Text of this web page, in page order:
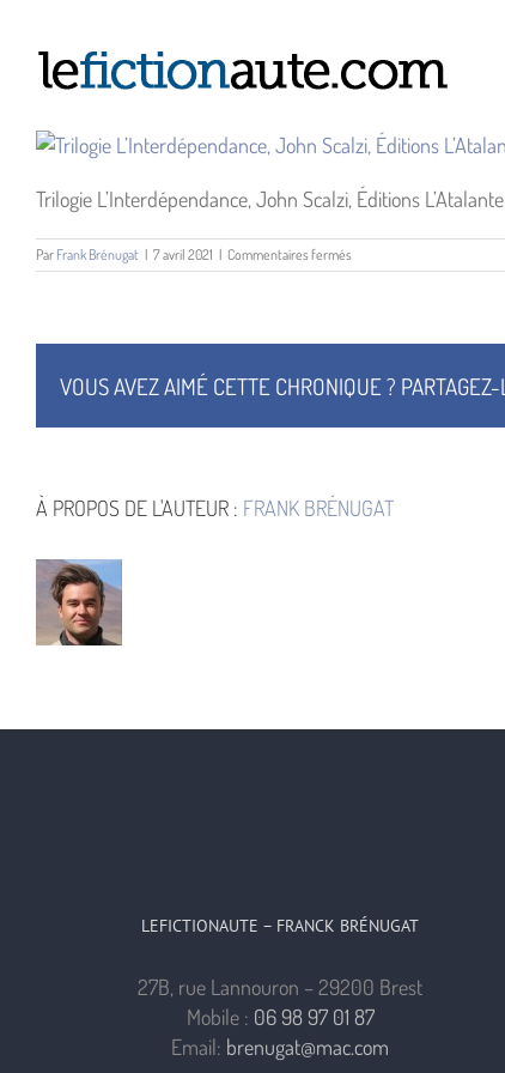
contenu
Trilogie L’Interdépendance, John Scalzi, Éditions L’Atalante
Par Frank Brénugat | 7 avril 2021 | Commentaires ferméssur
Illustration
VOUS AVEZ AIMÉ CETTE CHRONIQUE ? PARTAGEZ-
À PROPOS DE L'AUTEUR : FRANK BRÉNUGAT
LEFICTIONAUTE – FRANCK BRÉNUGAT
27B, rue Lannouron – 29200 Brest
Mobile : 06 98 97 01 87
Email: brenugat@mac.com